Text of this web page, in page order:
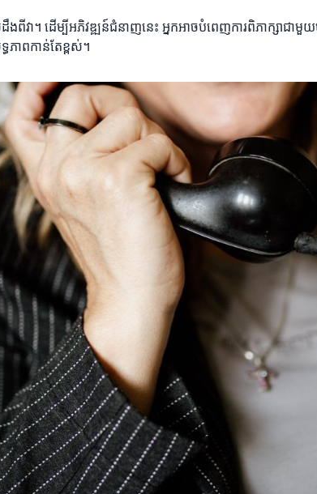
ងពីវា។ ដើម្បីអភិវឌ្ឍន៍ជំនាញនេះ អ្នកអាចបំពេញការពិភាក្សា
ភាពកាន់តែខ្ពស់។